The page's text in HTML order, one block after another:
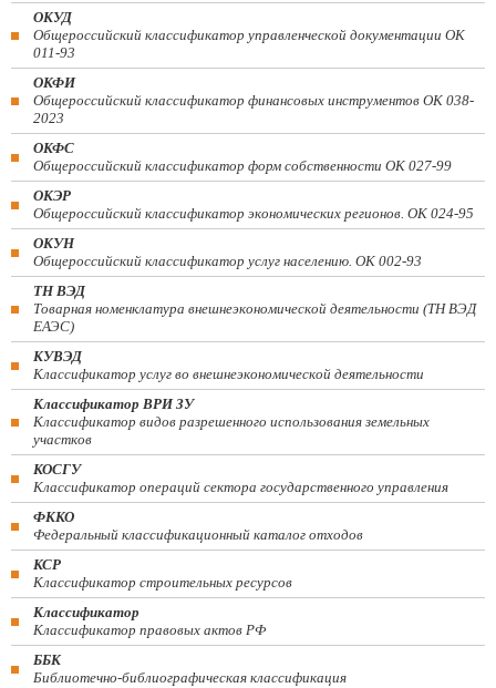
ОКУД
Общероссийский классификатор управленческой документации ОК
011-93
ОКФИ
Общероссийский классификатор финансовых инструментов OK 038-
2023
ОКФС
Общероссийский классификатор форм собственности ОК 027-99
ОКЭР
Общероссийский классификатор экономических регионов. ОК 024-95
ОКУН
Общероссийский классификатор услуг населению. ОК 002-93
ТН ВЭД
Товарная номенклатура внешнеэкономической деятельности (ТН ВЭД
ЕАЭС)
КУВЭД
Классификатор услуг во внешнеэкономической деятельности
Классификатор ВРИ ЗУ
Классификатор видов разрешенного использования земельных
участков
КОСГУ
Классификатор операций сектора государственного управления
ФККО
Федеральный классификационный каталог отходов
КСР
Классификатор строительных ресурсов
Классификатор
Классификатор правовых актов РФ
ББК
Библиотечно-библиографическая классификация